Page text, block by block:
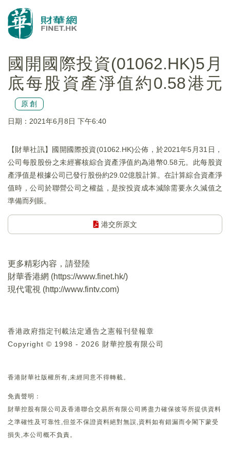
國開國際投資(01062.HK)5月
底每股資產淨值約0.58港元
原創
日期：2021年6月8日 下午6:40
【財華社訊】國開國際投資(01062.HK)公佈，於2021年5月31日，
公司每股股份之未經審核綜合資產淨值約為港幣0.58元。此每股資
產淨值是根據公司已發行股份約29.02億股計算。在計算綜合資產淨
值時，公司於聯營公司之權益，是按投資成本減除需要永久減值之
準備而列賬。
港交所原文
更多精彩內容，請登陸
財華香港網 (https://www.finet.hk/)
現代電視 (http://www.fintv.com)
香港政府指定刊載法定通告之憲報刊登報章
Copyright © 1998 - 2026 財華控股有限公司
香港財華社版權所有,未經同意不得轉載。
免責聲明：
財華控股有限公司及香港聯合交易所有限公司將盡力確保彼等所提供資料
之準確性及可靠性,但並不保證資料絕對無誤,資料如有錯漏而令閣下蒙受
損失,本公司概不負責。